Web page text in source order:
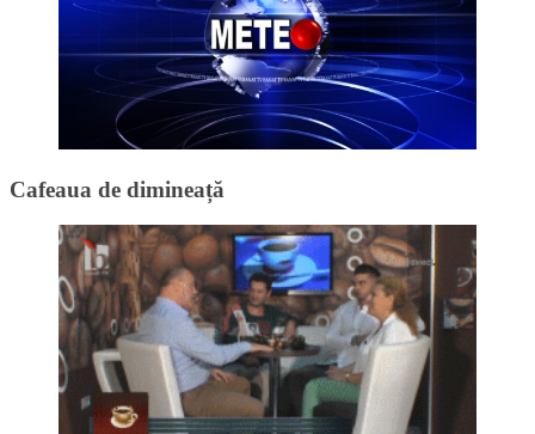
Cafeaua de dimineață